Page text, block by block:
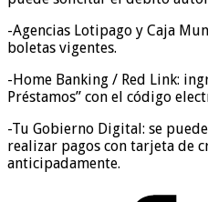
-Agencias Lotipago y Caja
boletas vigentes.
-Home Banking / Red Link:
Préstamos” con el código
-Tu Gobierno Digital: se
realizar pagos con tarjeta de
anticipadamente.